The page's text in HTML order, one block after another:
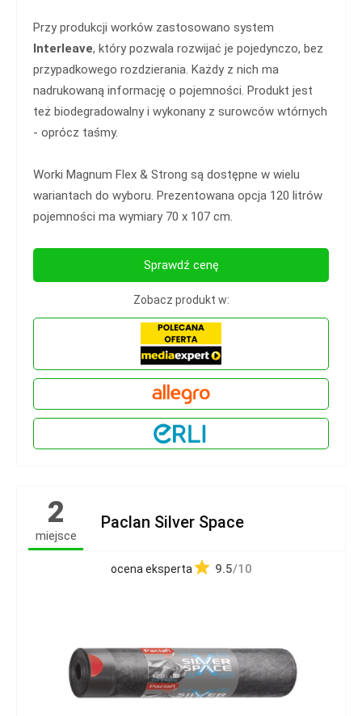
Przy produkcji worków zastosowano system
Interleave, który pozwala rozwijać je pojedynczo, bez
przypadkowego rozdzierania. Każdy z nich ma
nadrukowaną informację o pojemności. Produkt jest
też biodegradowalny i wykonany z surowców wtórnych
- oprócz taśmy.
Worki Magnum Flex & Strong są dostępne w wielu
wariantach do wyboru. Prezentowana opcja 120 litrów
pojemności ma wymiary 70 x 107 cm.
Sprawdź cenę
Zobacz produkt w:
2
miejsce
Paclan Silver Space
ocena eksperta 9.5/10